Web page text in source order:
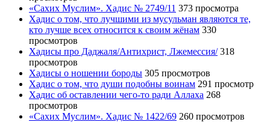
«Сахих Муслим». Хадис № 2749/11 373 просмотра
Хадис о том, что лучшими из мусульман являются те,
кто лучше всех относится к своим жёнам 330
просмотров
Хадисы про Даджаля/Антихрист, Лжемессия/ 318
просмотров
Хадисы о ношении бороды 305 просмотров
Хадис о том, что души подобны воинам 291 просмотр
Хадис об оставлении чего-то ради Аллаха 268
просмотров
«Сахих Муслим». Хадис № 1422/69 260 просмотров